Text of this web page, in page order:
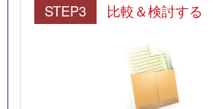
STEP3 比較＆検討する